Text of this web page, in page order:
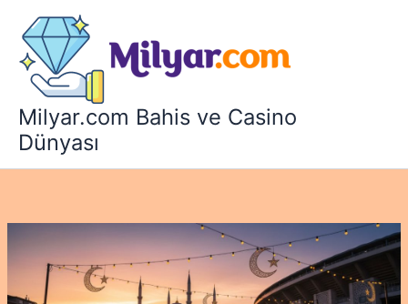
Milyar.com Bahis ve Casino
Dünyası